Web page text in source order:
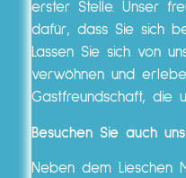
erster Stelle. Unser
dafür, dass Sie sich
Lassen Sie sich von
verwöhnen und
Gastfreundschaft, die
Besuchen Sie auch
Neben dem Lieschen